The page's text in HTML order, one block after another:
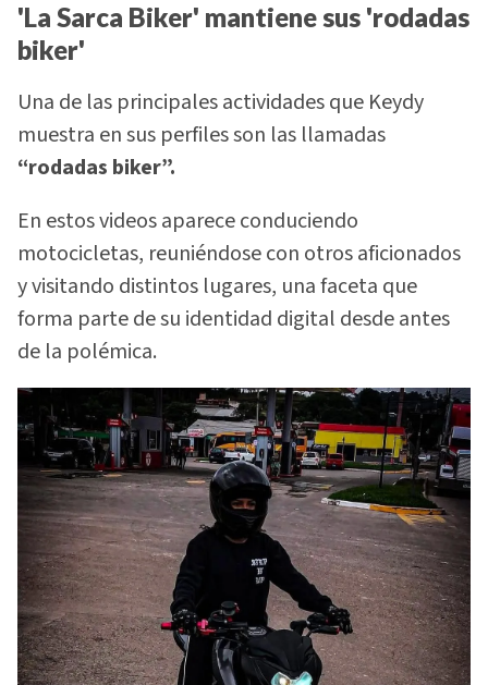
'La Sarca Biker' mantiene sus 'rodadas
biker'
Una de las principales actividades que Keydy
muestra en sus perfiles son las llamadas
“rodadas biker”.
En estos videos aparece conduciendo
motocicletas, reuniéndose con otros aficionados
y visitando distintos lugares, una faceta que
forma parte de su identidad digital desde antes
de la polémica.